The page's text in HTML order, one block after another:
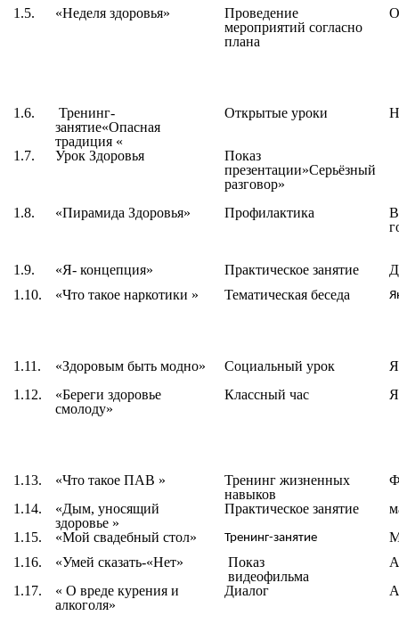
1.5. «Неделя здоровья»
Проведение
мероприятий согласно
плана
1.6.
Тренинг-
занятие«Опасная
традиция «
Открытые уроки
1.7. Урок Здоровья
Показ
презентации»Серьёзный
разговор»
1.8.
«Пирамида Здоровья» Профилактика
В
1.9. «Я- концепция» Практическое занятие
1.10.
«Что такое наркотики » Тематическая беседа
1.11. «Здоровым быть модно» Социальный урок
1.12.
«Береги здоровье
смолоду»
Классный час
1.13. «Что такое ПАВ »
Тренинг жизненных
навыков
1.14.
«Дым, уносящий
здоровье »
Практическое занятие
1.15.
«Мой свадебный стол» Тренинг-занятие
1.16.
«Умей сказать-«Нет»
Показ
видеофильма
1.17.
«О вреде курения и
алкоголя»
Диалог